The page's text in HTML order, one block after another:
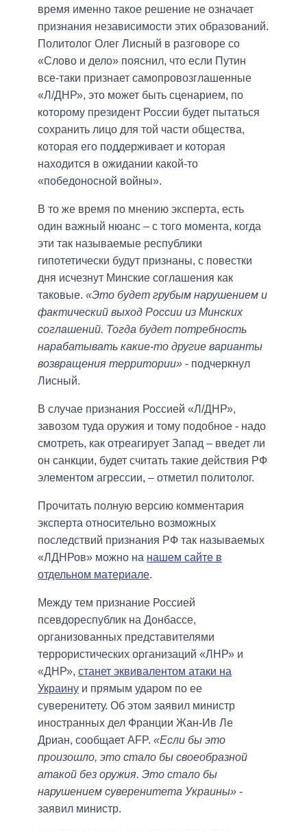
время именно такое решение не означает
признания независимости этих образований.
Политолог Олег Лисный в разговоре со
«Слово и дело» пояснил, что если Путин
все-таки признает самопровозглашенные
«Л/ДНР», это может быть сценарием, по
которому президент России будет пытаться
сохранить лицо для той части общества,
которая его поддерживает и которая
находится в ожидании какой-то
«победоносной войны».
В то же время по мнению эксперта, есть
один важный нюанс – с того момента, когда
эти так называемые республики
гипотетически будут признаны, с повестки
дня исчезнут Минские соглашения как
таковые. «Это будет грубым нарушением и
фактический выход России из Минских
соглашений. Тогда будет потребность
нарабатывать какие-то другие варианты
возвращения территории» - подчеркнул
Лисный.
В случае признания Россией «Л/ДНР»,
завозом туда оружия и тому подобное - надо
смотреть, как отреагирует Запад – введет ли
он санкции, будет считать такие действия РФ
элементом агрессии, – отметил политолог.
Прочитать полную версию комментария
эксперта относительно возможных
последствий признания РФ так называемых
«ЛДНРов» можно на нашем сайте в
отдельном материале.
Между тем признание Россией
псевдореспублик на Донбассе,
организованных представителями
террористических организаций «ЛНР» и
«ДНР», станет эквивалентом атаки на
Украину и прямым ударом по ее
суверенитету. Об этом заявил министр
иностранных дел Франции Жан-Ив Ле
Дриан, сообщает AFP. «Если бы это
произошло, это стало бы своеобразной
атакой без оружия. Это стало бы
нарушением суверенитета Украины» -
заявил министр.